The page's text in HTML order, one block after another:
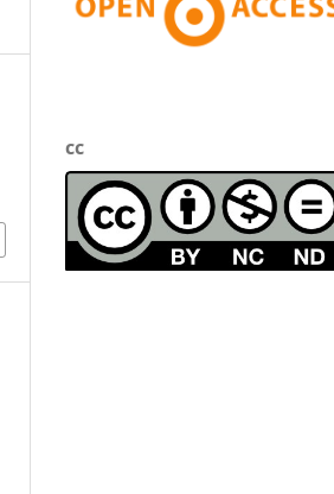
cc